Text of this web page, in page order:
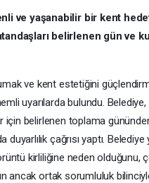
ve yaşanabilir bir kent
belirlenen gün ve
ve kent estetiğini
uyarılarda bulundu.
için belirlenen toplama
çağrısı yaptı.
kirliliğine neden olduğunu,
ancak ortak sorumluluk